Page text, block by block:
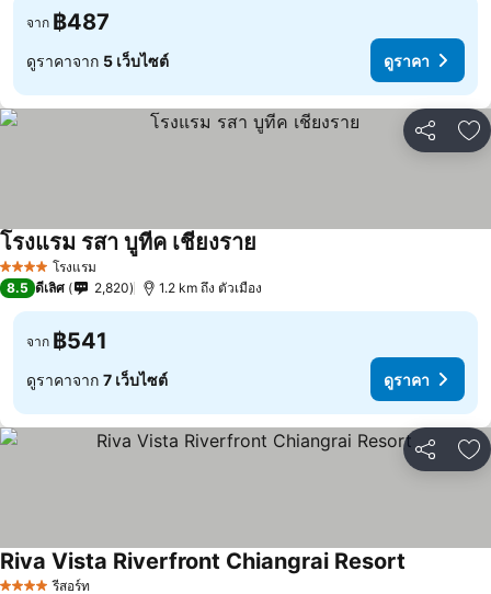
จาก ฿487
ดูราคาจาก 5 เว็บไซต์ ดูราคา
แชร์ เ
4 ดาว โรงแรม
โรงแรม รสา บูทีค เชียงราย
8.5 ดีเลิศ 2,820 1.2 km ถึง ตัวเมือง
จาก ฿541
ดูราคาจาก 7 เว็บไซต์ ดูราคา
แชร์ เ
รีสอร์ท
Riva Vista Riverfront Chiangrai Resort